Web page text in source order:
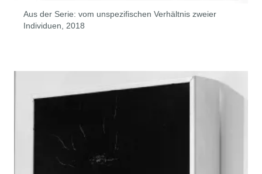
Aus der Serie: vom unspezifischen Verhältnis zweier
Individuen, 2018